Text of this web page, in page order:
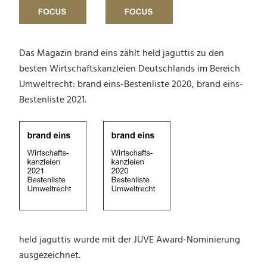
Das Magazin brand eins zählt held jaguttis zu den
besten Wirtschaftskanzleien Deutschlands im Bereich
Umweltrecht: brand eins-Bestenliste 2020, brand eins-
Bestenliste 2021.
held jaguttis wurde mit der JUVE Award-Nominierung
ausgezeichnet.